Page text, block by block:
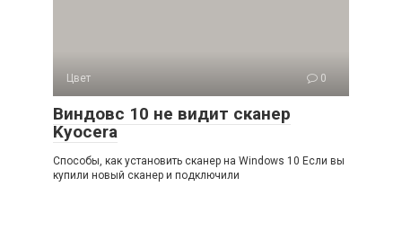
Цвет 0
Виндовс 10 не видит сканер
Kyocera
Способы, как установить сканер на Windows 10 Если вы
купили новый сканер и подключили